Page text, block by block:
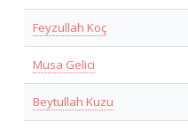
Feyzullah Koç
Musa Gelici
Beytullah Kuzu